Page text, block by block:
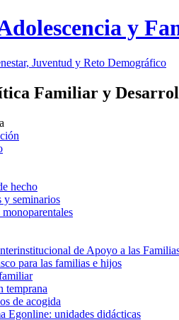
y
Juventud y Reto Demográfico
Familiar y
hecho
y seminarios
de Apoyo a las
para las familias e hijos
temprana
de acogida
Egonline: unidades didácticas